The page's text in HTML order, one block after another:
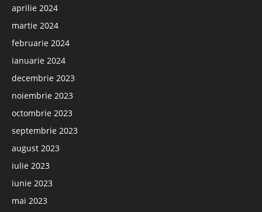
aprilie 2024
martie 2024
februarie 2024
ianuarie 2024
decembrie 2023
noiembrie 2023
octombrie 2023
septembrie 2023
august 2023
iulie 2023
iunie 2023
mai 2023